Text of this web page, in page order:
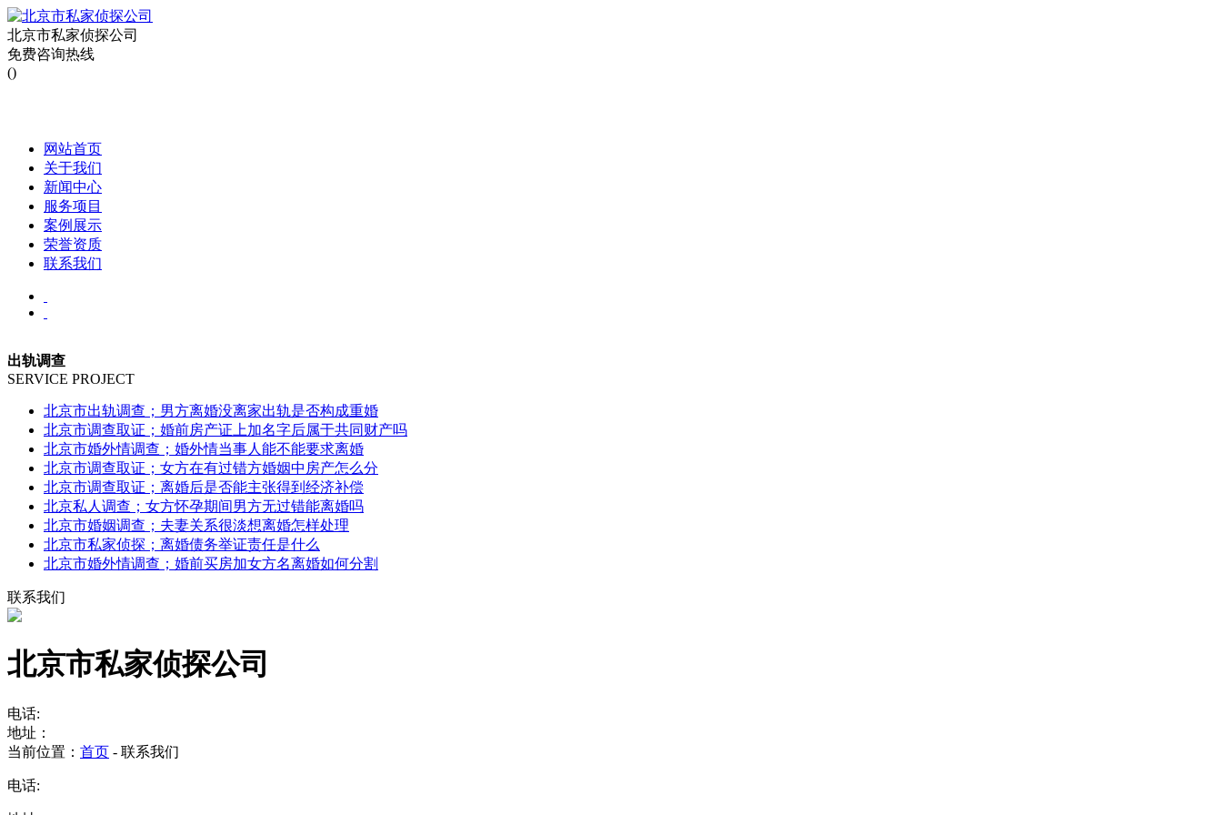
北京市私家侦探公司
免费咨询热线
()
网站首页
关于我们
新闻中心
服务项目
案例展示
荣誉资质
联系我们
出轨调查
SERVICE PROJECT
北京市出轨调查；男方离婚没离家出轨是否构成重婚
北京市调查取证；婚前房产证上加名字后属于共同财产吗
北京市婚外情调查；婚外情当事人能不能要求离婚
北京市调查取证；女方在有过错方婚姻中房产怎么分
北京市调查取证；离婚后是否能主张得到经济补偿
北京私人调查；女方怀孕期间男方无过错能离婚吗
北京市婚姻调查；夫妻关系很淡想离婚怎样处理
北京市私家侦探；离婚债务举证责任是什么
北京市婚外情调查；婚前买房加女方名离婚如何分割
联系我们
北京市私家侦探公司
电话:
地址：
当前位置： 首页 - 联系我们
电话: